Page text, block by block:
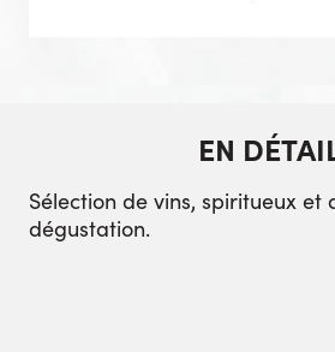
EN
Sélection de vins, spiritueux et
dégustation.